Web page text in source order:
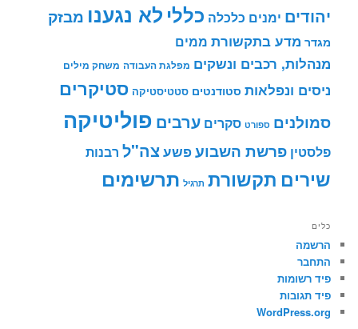
יהודים ימנים כלכלה כללי לא נגענו מבזק
מגדר מדע בתקשורת ממים
מנהלות, רכבים ונשקים מפלגת העבודה משחק מילים
ניסים ונפלאות סטודנטים סטטיסטיקה סטיקרים
סמולנים ספורט סקרים ערבים פוליטיקה
פלסטין פרשת השבועפשעצה"ל רבנות
שירים תקשורת תרגיל תרשימים
כלים
הרשמה
התחבר
פיד רשומות
פיד תגובות
WordPress.org